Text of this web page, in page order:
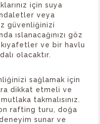
için suya
veya
güvenliğinizi
ıslanacağınızı göz
ve bir havlu
olacaktır.
sağlamak için
dikkat etmeli ve
takmalısınız.
rafting turu, doğa
sunar ve